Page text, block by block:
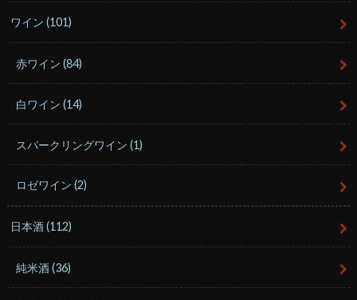
ワイン(101)
赤ワイン(84)
白ワイン(14)
スパークリングワイン(1)
ロゼワイン(2)
日本酒(112)
純米酒(36)